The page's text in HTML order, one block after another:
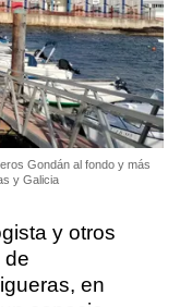
Gondán al fondo y más
y Galicia
y otros
de
en